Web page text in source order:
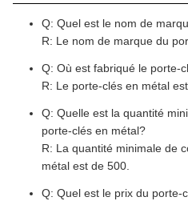
Q: Quel est le nom de
R: Le nom de marque du
Q: Où est fabriqué le porte-
R: Le porte-clés en métal
Q: Quelle est la quantité
porte-clés en métal?
R: La quantité minimale de
métal est de 500.
Q: Quel est le prix du porte-